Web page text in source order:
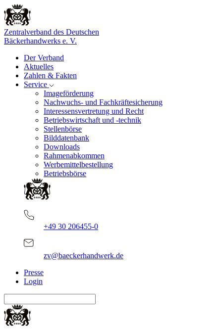
Zentralverband des Deutschen
Bäckerhandwerks e. V.
Der Verband
Aktuelles
Zahlen & Fakten
Service
Imageförderung
Nachwuchs- und Fachkräftesicherung
Interessensvertretung und Recht
Betriebswirtschaft und -technik
Stellenbörse
Bilddatenbank
Downloads
Rahmenabkommen
Werbemittelbestellung
Betriebsbörse
+49 30 206455-0
zv@baeckerhandwerk.de
Presse
Login